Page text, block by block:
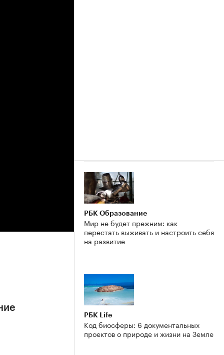
РБК Образование
Мир не будет прежним: как
перестать выживать и настроить себя
на развитие
РБК Life
Код биосферы: 6 документальных
проектов о природе и жизни на Земле